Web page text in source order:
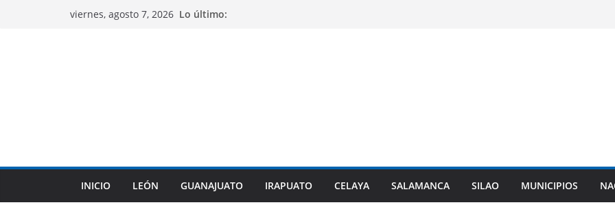
viernes, agosto 7, 2026 Lo último:
INICIO LEÓN GUANAJUATO IRAPUATO CELAYA SALAMANCA SILAO MUNICIPIOS